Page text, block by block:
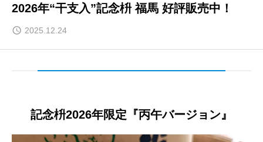
2026年“干支入”記念枡 福馬 好評販売中！
2025.12.24
記念枡2026年限定『丙午バージョン』